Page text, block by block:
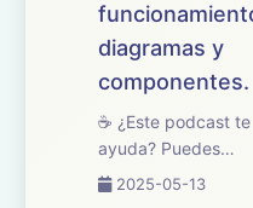
diagramas y
componentes.
☕ ¿Este podcast te
ayuda? Puedes
apoyarlo en
2025-05-13